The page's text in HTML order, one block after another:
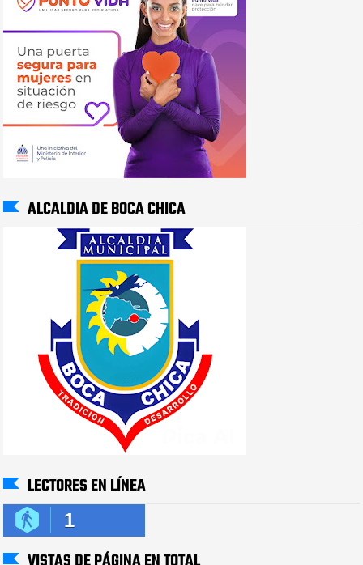
ALCALDIA DE BOCA CHICA
LECTORES EN LÍNEA
1